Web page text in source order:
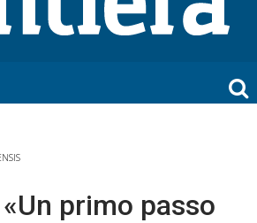
primo passo